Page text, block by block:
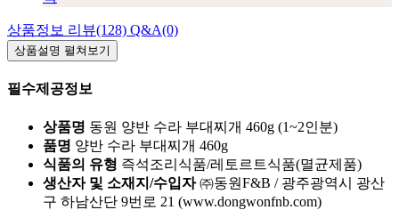
상품정보 리뷰(128) Q&A(0)
상품설명 펼쳐보기
필수제공정보
상품명 동원 양반 수라 부대찌개 460g (1~2인분)
품명 양반 수라 부대찌개 460g
식품의 유형 즉석조리식품/레토르트식품(멸균제품)
생산자 및 소재지/수입자 ㈜동원F&B / 광주광역시 광산
구 하남산단 9번로 21 (www.dongwonfnb.com)